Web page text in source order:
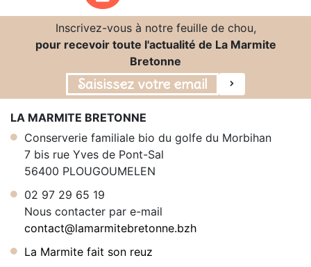
Inscrivez-vous à notre feuille de chou,
pour recevoir toute l'actualité de La Marmite
Bretonne
LA MARMITE BRETONNE
Conserverie familiale bio du golfe du Morbihan
7 bis rue Yves de Pont-Sal
56400 PLOUGOUMELEN
02 97 29 65 19
Nous contacter par e-mail
contact@lamarmitebretonne.bzh
La Marmite fait son reuz